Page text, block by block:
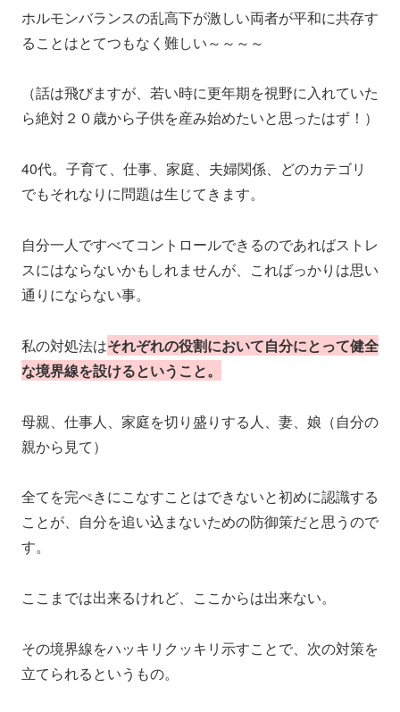
ホルモンバランスの乱高下が激しい両者が平和に共存す
ることはとてつもなく難しい～～～～
（話は飛びますが、若い時に更年期を視野に入れていた
ら絶対２０歳から子供を産み始めたいと思ったはず！）
40代。子育て、仕事、家庭、夫婦関係、どのカテゴリ
でもそれなりに問題は生じてきます。
自分一人ですべてコントロールできるのであればストレ
スにはならないかもしれませんが、こればっかりは思い
通りにならない事。
私の対処法はそれぞれの役割において自分にとって健全
な境界線を設けるということ。
母親、仕事人、家庭を切り盛りする人、妻、娘（自分の
親から見て）
全てを完ぺきにこなすことはできないと初めに認識する
ことが、自分を追い込まないための防御策だと思うので
す。
ここまでは出来るけれど、ここからは出来ない。
その境界線をハッキリクッキリ示すことで、次の対策を
立てられるというもの。